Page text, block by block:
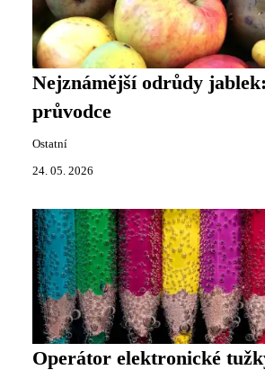
Nejznámější odrůdy
průvodce
Ostatní
24. 05. 2026
Operátor elektronické